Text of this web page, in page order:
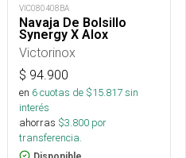
VIC080408BA
Navaja De Bolsillo
Synergy X Alox
Victorinox
$ 94.900
en 6cuotas de $15.817sin
interés
ahorras $3.800 por
transferencia.